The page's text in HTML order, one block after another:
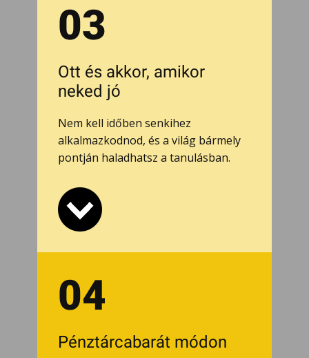
03
Ott és akkor, amikor
neked jó
Nem kell időben senkihez
alkalmazkodnod, és a világ bármely
pontján haladhatsz a tanulásban.
04
Pénztárcabarát módon